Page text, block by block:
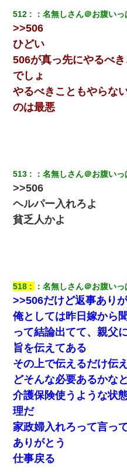
【ワロタ】姉から「肉食系14
け」というタイトルで画像が送
彼氏の家に泊まる事になり、
と電気を消すとミシッって音
よくドアを開けるとなんと…
体中に赤い蕁麻疹みたいなの
ル薔薇色ひこう疹」という症状
私「まとめ買いして冷凍スト
レ！」私「なんでよ」Ａ「ケ
見合いにて。嫁「はじめまし
い？」
夫に癌の余命宣告。その闘病
けた
【悲報】嫁がワイのこと嫌い
【画像】女の子「お母さん！
選ばれたの！絶対見に来てね
同じマンションに住んでる女
ている事に気づいた俺「忍び
クラスで一人無口で誰とも話
512 ：名無しさん＠お腹いっ
>>506
ひどい
506が真っ先にやるべ
でしょ
やるべきこともやらな
のは最悪
513 ：名無しさん＠お腹いっ
>>506
ヘルパー入れろよ
貧乏人かよ
518 ：名無しさん＠お腹いっ
>>506だけど返事あり
俺としては昨日嫁から
って結論出てて、親父
旨を伝えてある
その上で伝えるだけ伝
どそんな必要あるかな
介護保険使うような状
理だ
家政婦入れろって言っ
ありがとう
仕事戻る